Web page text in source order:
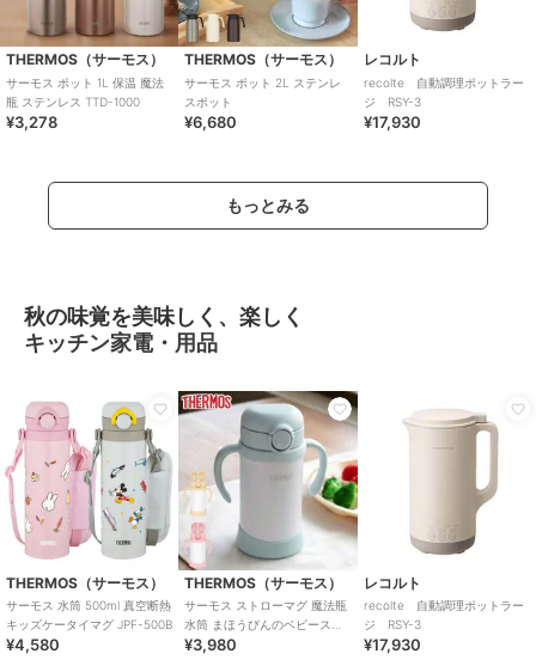
THERMOS（サーモス）
サーモス ポット 1L 保温 魔法
瓶 ステンレス TTD-1000
¥3,278
THERMOS（サーモス）
サーモス ポット 2L ステンレ
スポット
¥6,680
レコルト
recolte 自動調理ポットラー
ジ RSY-3
¥17,930
もっとみる
秋の味覚を美味しく、楽しく
キッチン家電・用品
THERMOS（サーモス）
サーモス 水筒 500ml 真空断熱
キッズケータイマグ JPF-500B
¥4,580
THERMOS（サーモス）
サーモス ストローマグ 魔法瓶
水筒 まほうびんのベビースト
ローマグ 無地 FJT-350
¥3,980
レコルト
recolte 自動調理ポットラー
ジ RSY-3
¥17,930